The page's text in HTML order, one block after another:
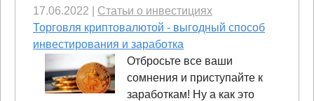
17.06.2022
Статьи о инвестициях
Торговля криптовалютой - выгодный способ
инвестирования и заработка
Отбросьте все ваши
сомнения и приступайте к
заработкам! Ну а как это